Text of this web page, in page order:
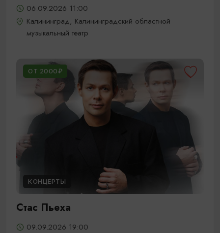
06.09.2026 11:00
Калининград, Калининградский областной
музыкальный театр
ОТ 2000₽
КОНЦЕРТЫ
Стас Пьеха
09.09.2026 19:00